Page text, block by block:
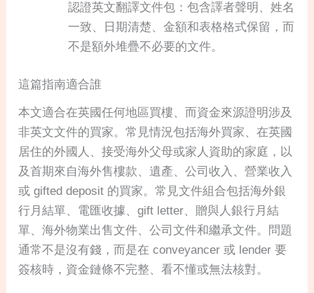
認證英文翻譯文件包：包含譯者聲明、姓名
一致、日期清楚、金額和表格格式保留，而
不是額外堆疊不必要的文件。
這篇指南適合誰
本文適合在英國任何地區買樓、而資金來源證明涉及
非英文文件的買家。常見情況包括海外買家、在英國
居住的外國人、接受海外父母或家人資助的家庭，以
及首期來自海外售樓款、遺產、公司收入、營業收入
或 gifted deposit 的買家。常見文件組合包括海外銀
行月結單、電匯收據、gift letter、贈與人銀行月結
單、海外物業出售文件、公司文件和繼承文件。問題
通常不是沒有錢，而是在 conveyancer 或 lender 要
簽核時，資金鏈條不完整、看不懂或無法核對。